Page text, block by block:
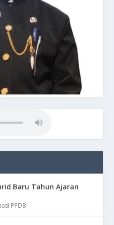
Baru Tahun Ajaran
PPDB